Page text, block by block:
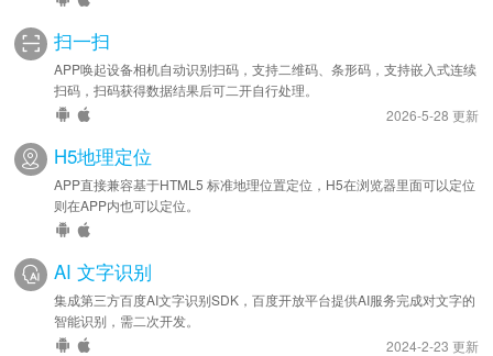
扫一扫
APP唤起设备相机自动识别扫码，支持二维码、条形码，支持嵌入式连续
扫码，扫码获得数据结果后可二开自行处理。
2026-5-28 更新
H5地理定位
APP直接兼容基于HTML5 标准地理位置定位，H5在浏览器里面可以定位
则在APP内也可以定位。
AI 文字识别
集成第三方百度AI文字识别SDK，百度开放平台提供AI服务完成对文字的
智能识别，需二次开发。
2024-2-23 更新